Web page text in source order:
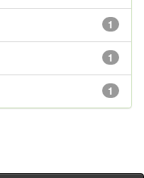
1
1
1